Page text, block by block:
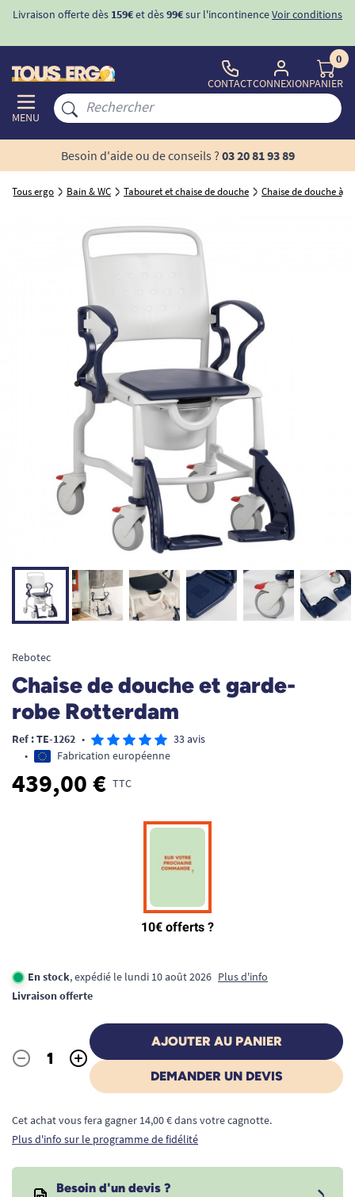
Livraison offerte dès 159€et dès99€sur l'incontinenceVoir conditions
MENU
CONTACTCONNEXION
0
PANIER
Besoin d'aide ou de conseils ? 03 20 81 93 89
Tous ergo Bain & WC Tabouret et chaise de douche Chaise de douche à
Rebotec
Chaise de douche et garde-
robe Rotterdam
Ref : TE-1262 •
33 avis
•
Fabrication européenne
439,00 € TTC
En stock, expédié le lundi 10 août 2026 Plus d'info
Livraison offerte
Quantité
- +
AJOUTER AU PANIER
DEMANDER UN DEVIS
Cet achat vous fera gagner 14,00 € dans votre cagnotte.
Plus d'info sur le programme de fidélité
Besoin d'un devis ?